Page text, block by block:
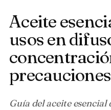
Aceite
usos en
precauciones
Guía del aceite